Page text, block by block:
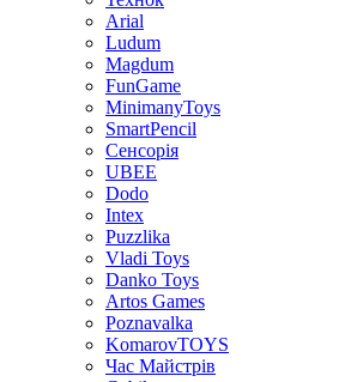
Arial
Ludum
Magdum
FunGame
MinimanyToys
SmartPencil
Сенсорія
UBEE
Dodo
Intex
Puzzlika
Vladi Toys
Danko Toys
Artos Games
Poznavalka
KomarovTOYS
Час Майстрів